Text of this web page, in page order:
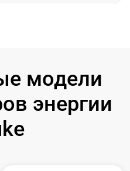
модели
энергии